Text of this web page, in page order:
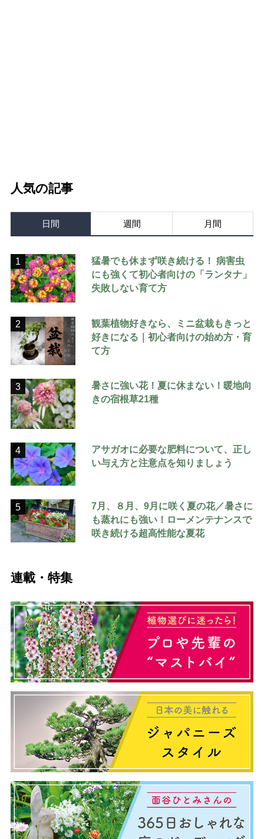
人気の記事
日間 週間 月間
1
猛暑でも休まず咲き続ける！ 病害虫
にも強くて初心者向けの「ランタナ」
失敗しない育て方
2
観葉植物好きなら、ミニ盆栽もきっと
好きになる｜初心者向けの始め方・育
て方
3
暑さに強い花！夏に休まない！暖地向
きの宿根草21種
4
アサガオに必要な肥料について、正し
い与え方と注意点を知りましょう
5
7月、８月、9月に咲く夏の花／暑さに
も蒸れにも強い！ローメンテナンスで
咲き続ける超高性能な夏花
連載・特集